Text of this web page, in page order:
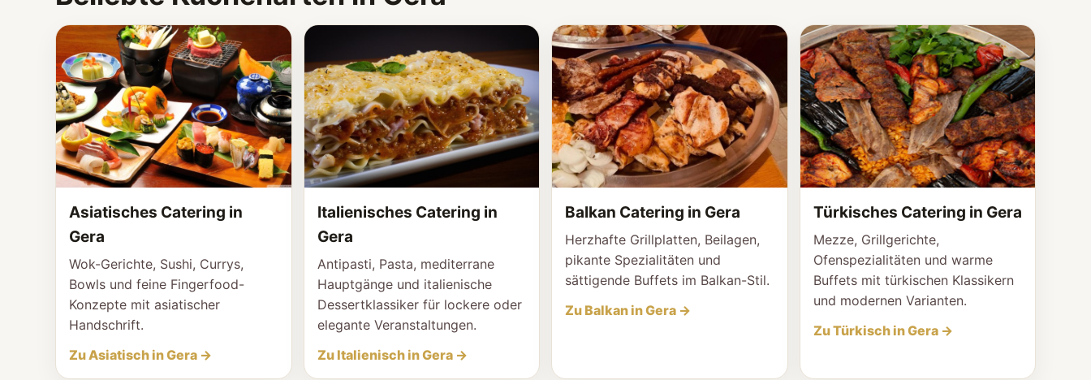
Asiatisches Catering in
Gera
Wok-Gerichte, Sushi, Currys,
Bowls und feine Fingerfood-
Konzepte mit asiatischer
Handschrift.
Zu Asiatisch in Gera →
Italienisches Catering in
Gera
Antipasti, Pasta, mediterrane
Hauptgänge und italienische
Dessertklassiker für lockere oder
elegante Veranstaltungen.
Zu Italienisch in Gera →
Balkan Catering in Gera
Herzhafte Grillplatten, Beilagen,
pikante Spezialitäten und
sättigende Buffets im Balkan-Stil.
Zu Balkan in Gera →
Türkisches Catering in Gera
Mezze, Grillgerichte,
Ofenspezialitäten und warme
Buffets mit türkischen Klassikern
und modernen Varianten.
Zu Türkisch in Gera →